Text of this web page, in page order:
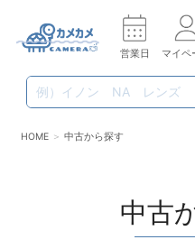
営業日 マイペ
HOME 中古から探す
中古